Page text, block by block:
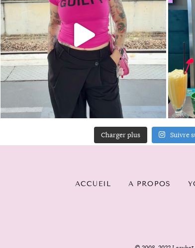
Charger plus Suivre
ACCUEIL A PROPOS